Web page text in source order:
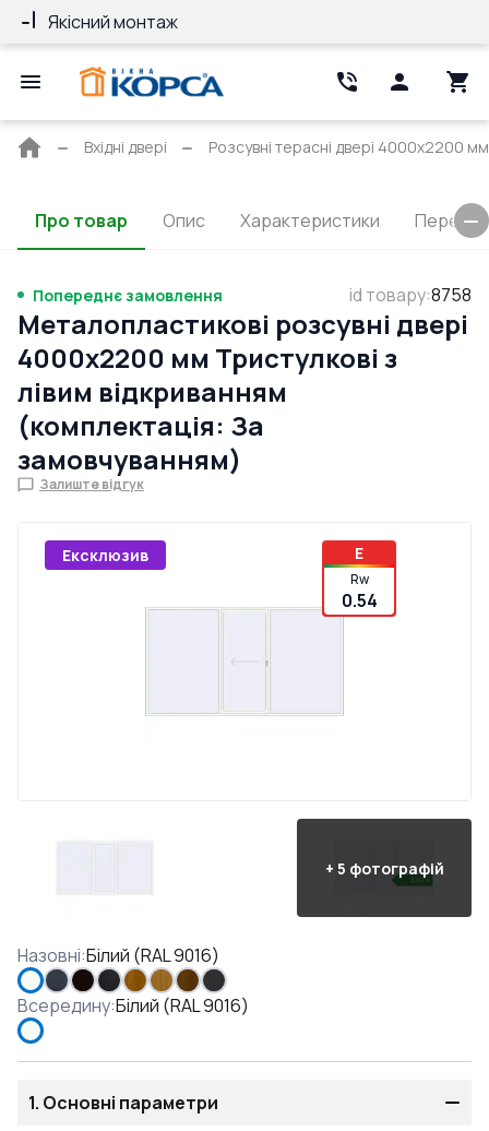
Якісний монтаж
Головна
Вхідні двері Розсувні терасні двері 4000x2200
Про товар Опис Характеристики
Попереднє замовлення id товару:8758
Металопластикові розсувні двері
4000x2200 мм Тристулкові з
лівим відкриванням
(комплектація: За
замовчуванням)
Залиште відгук
Ексклюзив E
Rw
0.54
+ 5 фотографій
Назовні:Білий (RAL 9016)
Всередину:Білий (RAL 9016)
1. Основні параметри